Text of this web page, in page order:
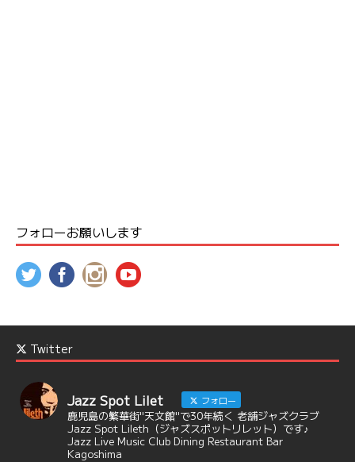
フォローお願いします
Twitter
Jazz Spot Lilet フォロー
鹿児島の繁華街"天文館"で30年続く 老舗ジャズクラブ
Jazz Spot Lileth（ジャズスポットリレット）です♪
Jazz Live Music Club Dining Restaurant Bar
Kagoshima